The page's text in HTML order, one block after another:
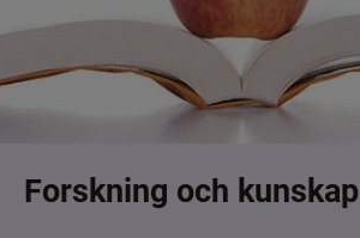
Forskning och kunskap